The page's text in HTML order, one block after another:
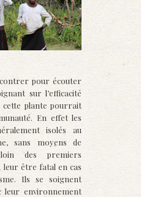
pour écouter
sur l’efficacité
cette plante pourrait
En effet les
isolés au
sans moyens de
des premiers
leur être fatal en cas
Ils se soignent
leur environnement